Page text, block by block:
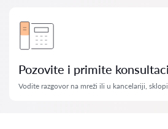
Pozovite i primite
Vodite razgovor na mreži ili u kancelariji,